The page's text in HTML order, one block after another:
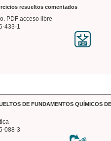
resueltos comentados
PDF acceso libre
433-1
DE FUNDAMENTOS QUÍMICOS
088-3